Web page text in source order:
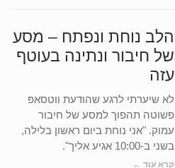
הלב נוחת ונפתח – מסע
של חיבור ונתינה בעוטף
עזה
לא שיערתי לרגע שהודעת ווטסאפ
פשוטה תהפוך למסע של חיבור
עמוק. "אני נוחת ביום ראשון בלילה,
בשני ב-10:00 אגיע אליך".
קרא עוד ←